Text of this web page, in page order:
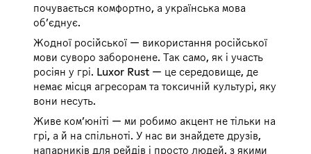
почувається комфортно, а українська мова
об’єднує.
Жодної російської — використання російської
мови суворо заборонене. Так само, як і участь
росіян у грі. Luxor Rust — це середовище, де
немає місця агресорам та токсичній культурі, яку
вони несуть.
Живе ком’юніті — ми робимо акцент не тільки на
грі, а й на спільноті. У нас ви знайдете друзів,
напарників для рейдів і просто людей, з якими